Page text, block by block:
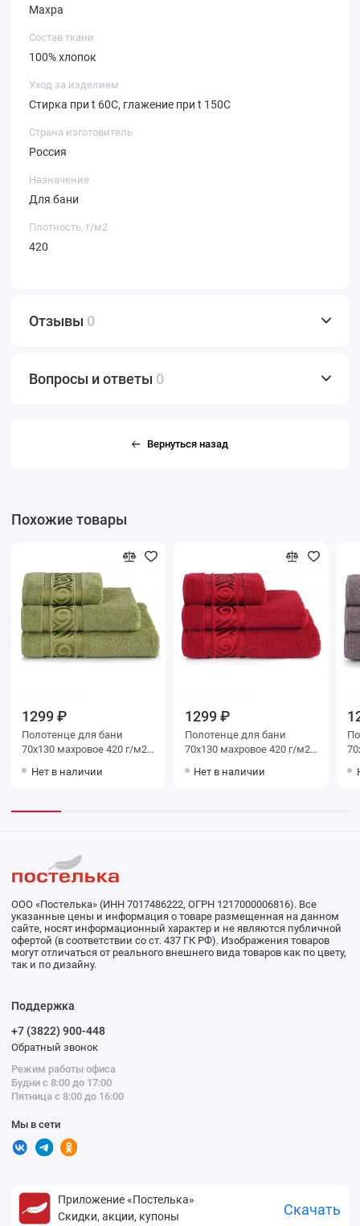
Махра
Состав ткани
100% хлопок
Уход за изделием
Стирка при t 60С, глажение при t 150С
Страна изготовитель
Россия
Назначение
Для бани
Плотность, г/м2
420
Отзывы 0
Вопросы и ответы 0
Вернуться назад
Похожие товары
1299 ₽
Полотенце для бани
70х130 махровое 420 г/м2
мануфактура Acqua del Nilo
Нет в наличии
1299 ₽
Полотенце для бани
70х130 махровое 420 г/м2
мануфактура Acqua del Nilo
Нет в наличии
70х130
ООО «Постелька» (ИНН 7017486222, ОГРН 1217000006816). Все
указанные цены и информация о товаре размещенная на данном
сайте, носят информационный характер и не являются публичной
офертой (в соответствии со ст. 437 ГК РФ). Изображения товаров
могут отличаться от реального внешнего вида товаров как по цвету,
так и по дизайну.
Поддержка
+7 (3822) 900-448
Обратный звонок
Режим работы офиса
Будни с 8:00 до 17:00
Пятница с 8:00 до 16:00
Мы в сети
Приложение «Постелька»
Скидки, акции, купоны
Скачать